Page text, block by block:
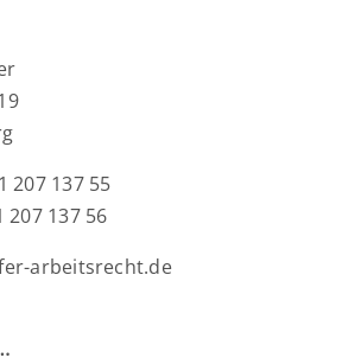
207 137 55
207 137 56
arbeitsrecht.de